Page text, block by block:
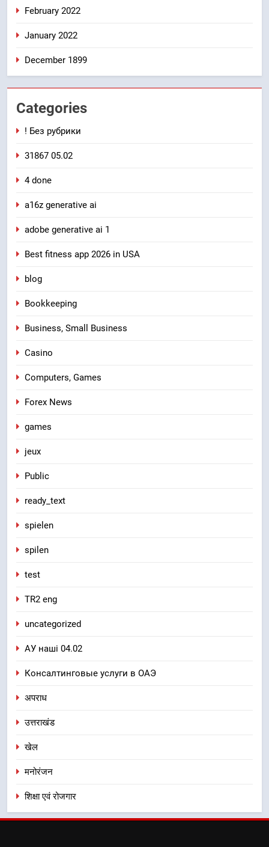
February 2022
January 2022
December 1899
Categories
! Без рубрики
31867 05.02
4 done
a16z generative ai
adobe generative ai 1
Best fitness app 2026 in USA
blog
Bookkeeping
Business, Small Business
Casino
Computers, Games
Forex News
games
jeux
Public
ready_text
spielen
spilen
test
TR2 eng
uncategorized
АУ наші 04.02
Консалтинговые услуги в ОАЭ
अपराध
उत्तराखंड
खेल
मनोरंजन
शिक्षा एवं रोजगार